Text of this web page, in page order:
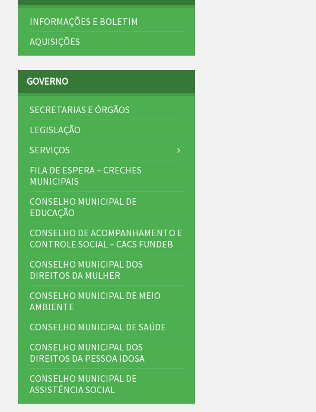
INFORMAÇÕES E BOLETIM
AQUISIÇÕES
GOVERNO
SECRETARIAS E ÓRGÃOS
LEGISLAÇÃO
SERVIÇOS
FILA DE ESPERA – CRECHES
MUNICIPAIS
CONSELHO MUNICIPAL DE
EDUCAÇÃO
CONSELHO DE ACOMPANHAMENTO E
CONTROLE SOCIAL – CACS FUNDEB
CONSELHO MUNICIPAL DOS
DIREITOS DA MULHER
CONSELHO MUNICIPAL DE MEIO
AMBIENTE
CONSELHO MUNICIPAL DE SAÚDE
CONSELHO MUNICIPAL DOS
DIREITOS DA PESSOA IDOSA
CONSELHO MUNICIPAL DE
ASSISTÊNCIA SOCIAL